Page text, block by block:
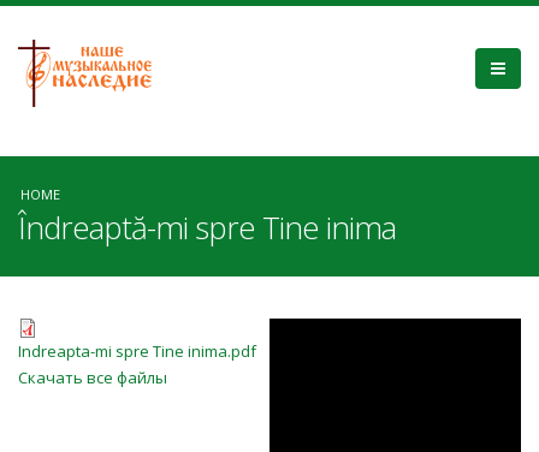
HOME
Îndreaptă-mi spre Tine inima
Indreapta-mi spre Tine inima.pdf
Indreapta-mi spre Tine inima.pdf
Скачать все файлы